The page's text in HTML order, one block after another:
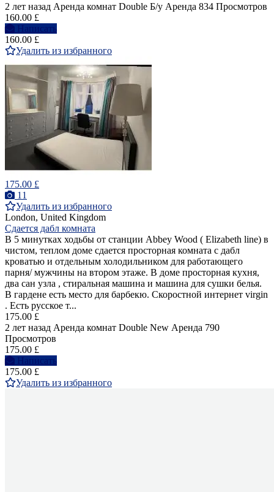
2 лет назад Аренда комнат Double Б/у Аренда 834 Просмотров
160.00 £
Написать
160.00 £
Удалить из избранного
175.00 £
11
Удалить из избранного
London, United Kingdom
Сдается дабл комната
В 5 минутках ходьбы от станции Abbey Wood ( Elizabeth line) в
чистом, теплом доме сдается просторная комната с дабл
кроватью и отдельным холодильником для работающего
парня/ мужчины на втором этаже. В доме просторная кухня,
два сан узла , стиральная машина и машина для сушки белья.
В гардене есть место для барбекю. Скоростной интернет virgin
. Есть русское т...
175.00 £
2 лет назад Аренда комнат Double New Аренда 790
Просмотров
175.00 £
Написать
175.00 £
Удалить из избранного